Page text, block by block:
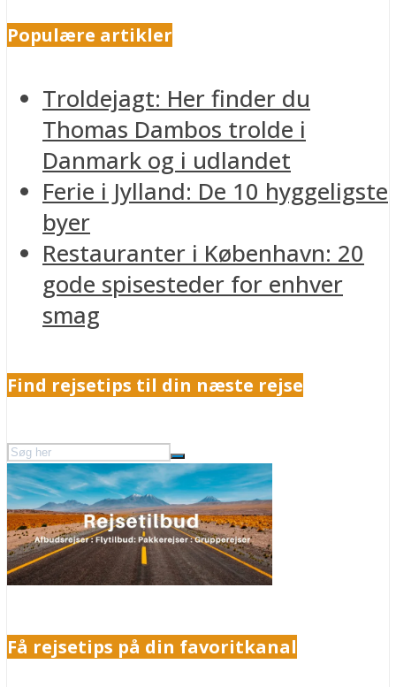
Populære artikler
Troldejagt: Her finder du
Thomas Dambos trolde i
Danmark og i udlandet
Ferie i Jylland: De 10 hyggeligste
byer
Restauranter i København: 20
gode spisesteder for enhver
smag
Find rejsetips til din næste rejse
Få rejsetips på din favoritkanal